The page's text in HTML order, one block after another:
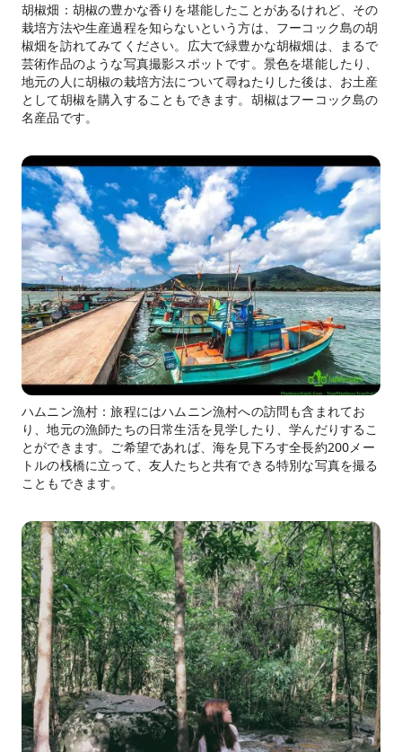
胡椒畑：胡椒の豊かな香りを堪能したことがあるけれど、その
栽培方法や生産過程を知らないという方は、フーコック島の胡
椒畑を訪れてみてください。広大で緑豊かな胡椒畑は、まるで
芸術作品のような写真撮影スポットです。景色を堪能したり、
地元の人に胡椒の栽培方法について尋ねたりした後は、お土産
として胡椒を購入することもできます。胡椒はフーコック島の
名産品です。
ハムニン漁村：旅程にはハムニン漁村への訪問も含まれてお
り、地元の漁師たちの日常生活を見学したり、学んだりするこ
とができます。ご希望であれば、海を見下ろす全長約200メー
トルの桟橋に立って、友人たちと共有できる特別な写真を撮る
こともできます。